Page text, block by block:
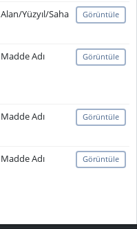
Alan/Yüzyıl/Saha Görüntüle
Madde Adı Görüntüle
Madde Adı Görüntüle
Madde Adı Görüntüle